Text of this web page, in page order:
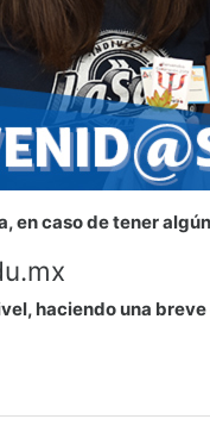
en caso de tener
haciendo una